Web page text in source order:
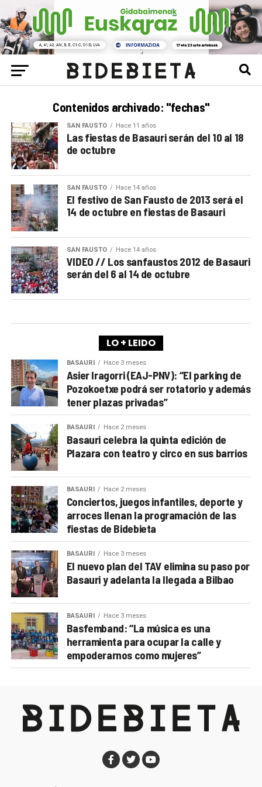
Contenidos archivado: "fechas"
SAN FAUSTO Hace 11 años
Las fiestas de Basauri serán del 10 al 18
de octubre
SAN FAUSTO Hace 14 años
El festivo de San Fausto de 2013 será el
14 de octubre en fiestas de Basauri
SAN FAUSTO Hace 14 años
VIDEO // Los sanfaustos 2012 de Basauri
serán del 6 al 14 de octubre
LO + LEIDO
BASAURI Hace 3 meses
Asier Iragorri (EAJ-PNV): “El parking de
Pozokoetxe podrá ser rotatorio y además
tener plazas privadas”
BASAURI Hace 2 meses
Basauri celebra la quinta edición de
Plazara con teatro y circo en sus barrios
BASAURI Hace 2 meses
Conciertos, juegos infantiles, deporte y
arroces llenan la programación de las
fiestas de Bidebieta
BASAURI Hace 3 meses
El nuevo plan del TAV elimina su paso por
Basauri y adelanta la llegada a Bilbao
BASAURI Hace 3 meses
Basfemband: “La música es una
herramienta para ocupar la calle y
empoderarnos como mujeres”